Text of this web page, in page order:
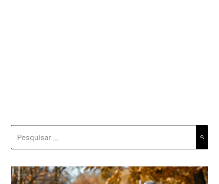
POR: